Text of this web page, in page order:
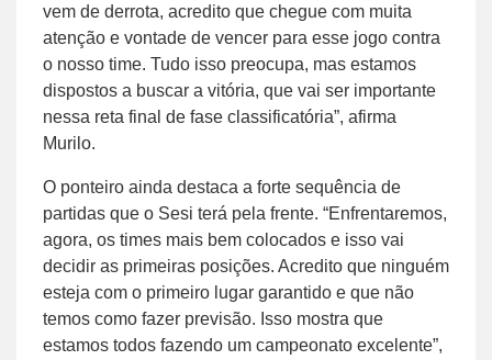
vem de derrota, acredito que chegue com muita
atenção e vontade de vencer para esse jogo contra
o nosso time. Tudo isso preocupa, mas estamos
dispostos a buscar a vitória, que vai ser importante
nessa reta final de fase classificatória”, afirma
Murilo.
O ponteiro ainda destaca a forte sequência de
partidas que o Sesi terá pela frente. “Enfrentaremos,
agora, os times mais bem colocados e isso vai
decidir as primeiras posições. Acredito que ninguém
esteja com o primeiro lugar garantido e que não
temos como fazer previsão. Isso mostra que
estamos todos fazendo um campeonato excelente”,